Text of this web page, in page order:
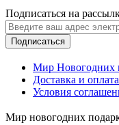
Подписаться на
Подписаться
Мир Новогодних
Доставка и оплата
Условия
Мир новогодних